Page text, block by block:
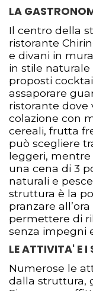
LA
Il centro della
ristorante
e divani in
in stile naturale
proposti
assaporare
ristorante dove
colazione con
cereali, frutta
può scegliere
leggeri,
una cena di 3
naturali e
struttura è la
pranzare
permettere di
senza impegni
LE ATTIVITA' E I
Numerose le
dalla struttura,